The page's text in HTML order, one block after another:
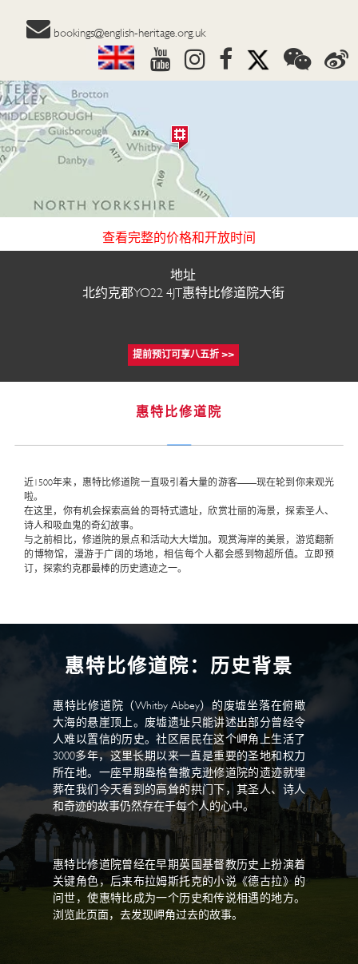
bookings@english-heritage.org.uk
惠特比修道院
查看完整的价格和开放时间
地址
北约克郡YO22 4JT惠特比修道院大街
提前预订可享八五折 >>
惠特比修道院
近1500年来，惠特比修道院一直吸引着大量的游客——现在轮到你来观光
啦。
在这里，你有机会探索高耸的哥特式遗址，欣赏壮丽的海景，探索圣人、
诗人和吸血鬼的奇幻故事。
与之前相比，修道院的景点和活动大大增加。观赏海岸的美景，游览翻新
的博物馆，漫游于广阔的场地，相信每个人都会感到物超所值。立即预
订，探索约克郡最棒的历史遗迹之一。
惠特比修道院：历史背景
惠特比修道院（Whitby Abbey）的废墟坐落在俯瞰
大海的悬崖顶上。废墟遗址只能讲述出部分曾经令
人难以置信的历史。社区居民在这个岬角上生活了
3000多年，这里长期以来一直是重要的圣地和权力
所在地。一座早期盎格鲁撒克逊修道院的遗迹就埋
葬在我们今天看到的高耸的拱门下，其圣人、诗人
和奇迹的故事仍然存在于每个人的心中。
惠特比修道院曾经在早期英国基督教历史上扮演着
关键角色，后来布拉姆斯托克的小说《德古拉》的
问世，使惠特比成为一个历史和传说相遇的地方。
浏览此页面，去发现岬角过去的故事。